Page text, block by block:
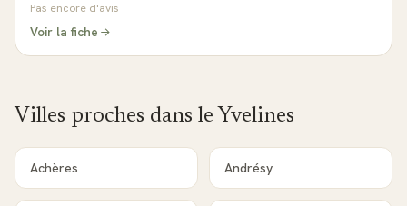
Pas encore d'avis
Voir la fiche
Villes proches dans le Yvelines
Achères Andrésy